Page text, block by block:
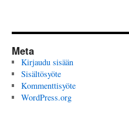
Meta
Kirjaudu sisään
Sisältösyöte
Kommenttisyöte
WordPress.org